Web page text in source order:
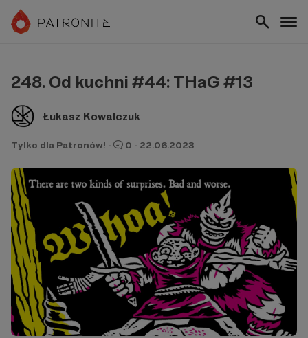
248. Od kuchni #44: THaG #13
Łukasz Kowalczuk
Tylko dla Patronów! · 0 · 22.06.2023